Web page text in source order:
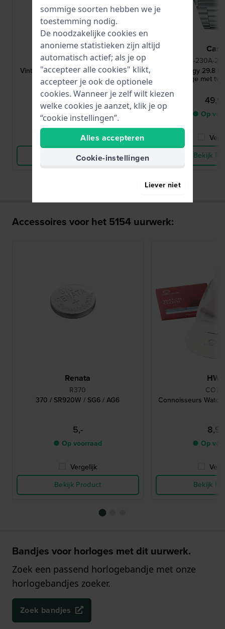
Casio
AQ-230A-7DMQYES
Vintage Edgy 29.8 mm Retro zilveren
horloge met twee tijdzones
49,90
● Nog 1 op voorraad
Vergelijk
Bekijk Product
AQ-230A-
Vintage Edgy 29.8
horloge met
● Op
Bekijk
Accessoires voor het 5154 uurwerk:
Renata
R370
370 / SR920W / SG6 / AG6
5,-
● Op voorraad
Vergelijk
Bekijk Product
Connoisseurs
● Op
Bekijk
Bandjes voor horloges met dit uurwerk.
Zoek een passend horlogebandje met onze
horlogebandjes zoeker.
Zoek bandjes
sommige soorten hebben we je
toestemming nodig.
De noodzakelijke cookies en
anonieme statistieken zijn altijd
automatisch actief; als je op
"accepteer alle cookies" klikt,
accepteer je ook de optionele
cookies. Wanneer je zelf wilt kiezen
welke cookies je aanzet, klik je op
“cookie instellingen”.
Alles accepteren
Cookie-instellingen
Liever niet